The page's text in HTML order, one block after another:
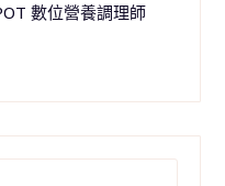
數位營養調理師